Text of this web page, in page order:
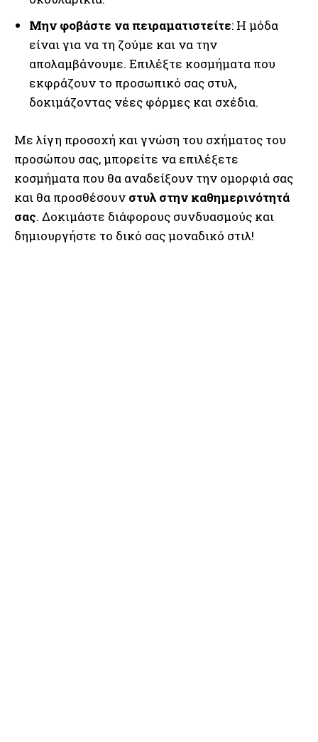
Μην φοβάστε να πειραματιστείτε: Η μόδα
είναι για να τη ζούμε και να την
απολαμβάνουμε. Επιλέξτε κοσμήματα που
εκφράζουν το προσωπικό σας στυλ,
δοκιμάζοντας νέες φόρμες και σχέδια.
Με λίγη προσοχή και γνώση του σχήματος του
προσώπου σας, μπορείτε να επιλέξετε
κοσμήματα που θα αναδείξουν την ομορφιά σας
και θα προσθέσουν στυλ στην καθημερινότητά
σας. Δοκιμάστε διάφορους συνδυασμούς και
δημιουργήστε το δικό σας μοναδικό στιλ!